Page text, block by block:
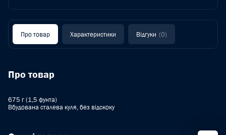
Про товар Характеристики Відгуки (0)
Про товар
675 г (1,5 фунта)
Вбудована сталева куля, без відскоку